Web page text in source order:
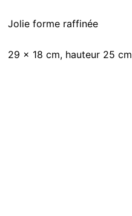
Jolie forme raffinée
29 x 18 cm, hauteur 25 cm